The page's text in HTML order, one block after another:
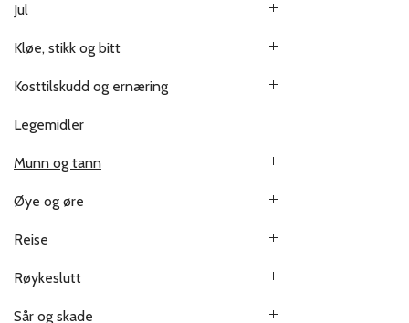
Jul
Kløe, stikk og bitt
Kosttilskudd og ernæring
Legemidler
Munn og tann
Øye og øre
Reise
Røykeslutt
Sår og skade